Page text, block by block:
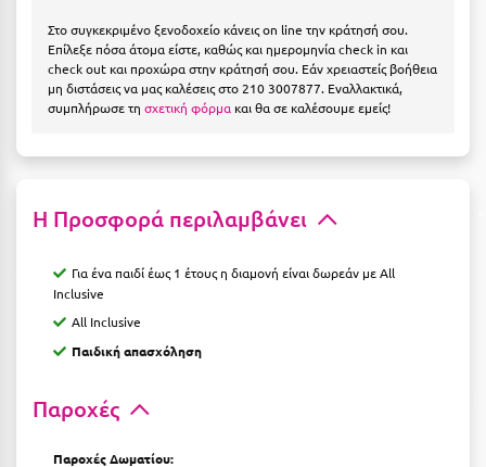
Καλάβρυτα
Καλαμάτα
Κάλυμνος
Καρδάμαινα
Κάρπαθος
Καρπενήσι
Στο συγκεκριμένο ξενοδοχείο κάνεις on line την κράτησή σου.
Επίλεξε πόσα άτομα είστε, καθώς και ημερομηνία check in και
check out και προχώρα στην κράτησή σου. Εάν χρειαστείς βοήθεια
μη διστάσεις να μας καλέσεις στο 210 3007877. Εναλλακτικά,
συμπλήρωσε τη σχετική φόρμα και θα σε καλέσουμε εμείς!
Η Προσφορά περιλαμβάνει
Για ένα παιδί έως 1 έτους η διαμονή είναι δωρεάν με All
Inclusive
All Inclusive
Παιδική απασχόληση
Παροχές
Παροχές Δωματίου: